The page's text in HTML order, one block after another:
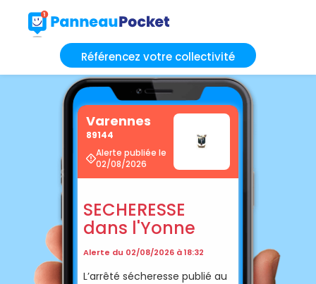
Référencez votre collectivité
Varennes
89144
Alerte publiée le
02/08/2026
SECHERESSE
dans l'Yonne
Alerte du 02/08/2026 à 18:32
L’arrêté sécheresse publié au